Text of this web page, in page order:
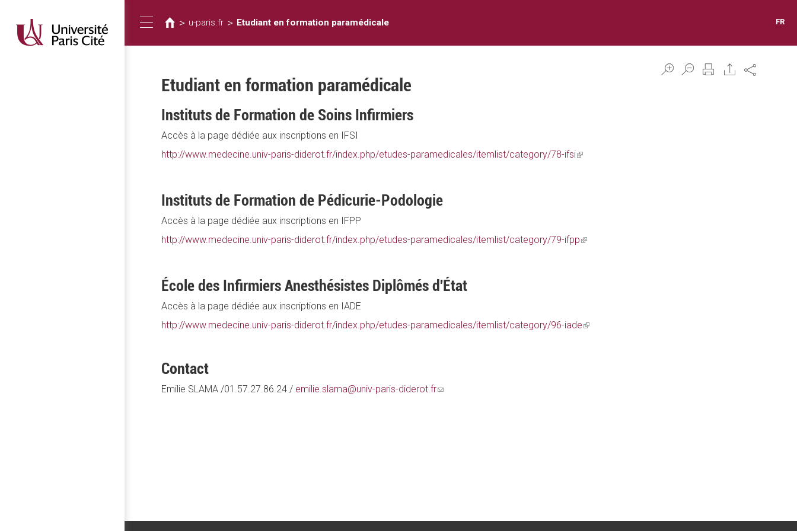
contenu
principal
Toggle
navigation
êtes
ici
> u-paris.fr > Etudiant en formation paramédicale FR
Share
Etudiant en formation paramédicale
Instituts de Formation de Soins Infirmiers
Accès à la page dédiée aux inscriptions en IFSI
http://www.medecine.univ-paris-diderot.fr/index.php/etudes-paramedicales/itemlist/category/78-ifsi(link
Instituts de Formation de Pédicurie-Podologie
Accès à la page dédiée aux inscriptions en IFPP
http://www.medecine.univ-paris-diderot.fr/index.php/etudes-paramedicales/itemlist/category/79-ifpp(link
École des Infirmiers Anesthésistes Diplômés d'État
Accès à la page dédiée aux inscriptions en IADE
http://www.medecine.univ-paris-diderot.fr/index.php/etudes-paramedicales/itemlist/category/96-iade(link
Contact
Emilie SLAMA /01.57.27.86.24 / emilie.slama@univ-paris-diderot.fr(link